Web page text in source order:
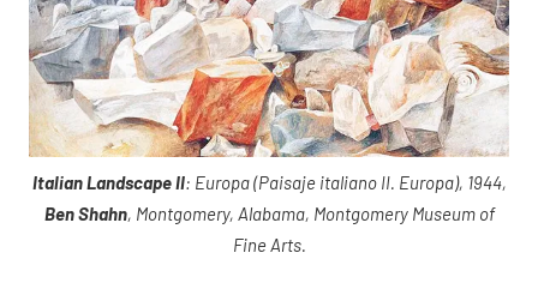
Italian Landscape II: Europa (Paisaje italiano II. Europa), 1944,
Ben Shahn, Montgomery, Alabama, Montgomery Museum of
Fine Arts.